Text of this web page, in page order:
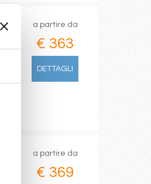
a partire da
€ 363
DETTAGLI
a partire da
€ 369